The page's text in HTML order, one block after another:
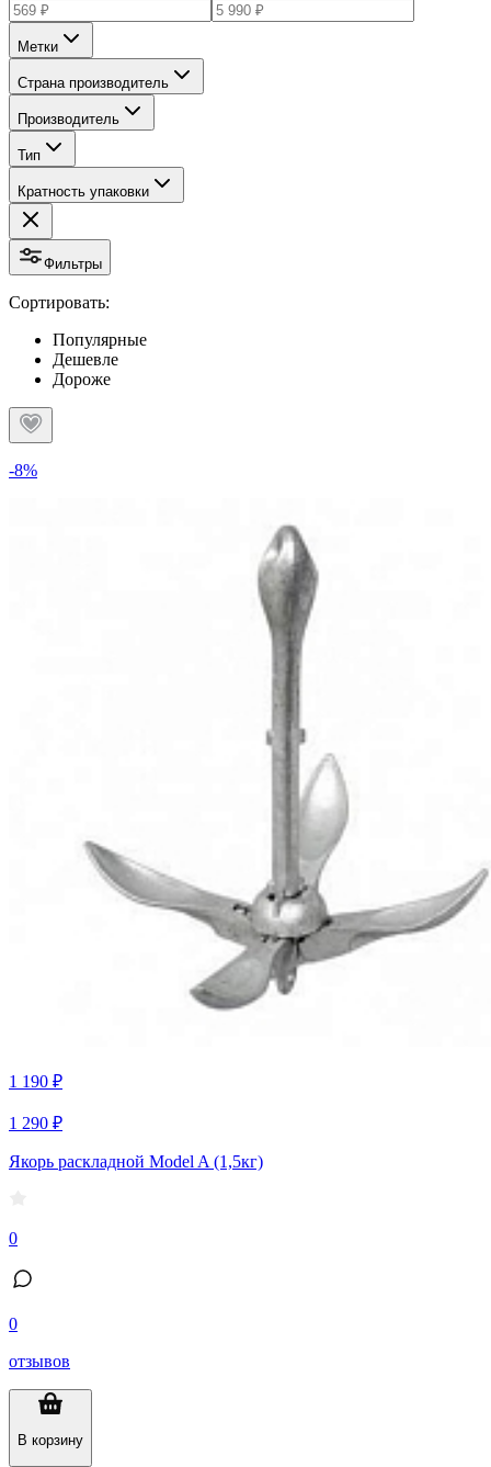
Метки
Страна производитель
Производитель
Тип
Кратность упаковки
Фильтры
Сортировать:
Популярные
Дешевле
Дороже
-8%
1 190 ₽
1 290 ₽
Якорь раскладной Model A (1,5кг)
0
0
отзывов
В корзину